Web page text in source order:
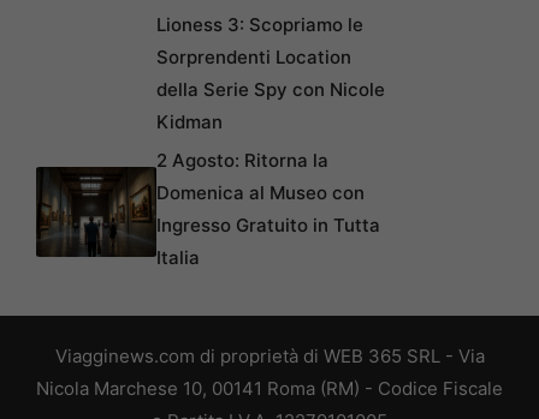
Lioness 3: Scopriamo le
Sorprendenti Location
della Serie Spy con Nicole
Kidman
2 Agosto: Ritorna la
Domenica al Museo con
Ingresso Gratuito in Tutta
Italia
Viagginews.com di proprietà di WEB 365 SRL - Via
Nicola Marchese 10, 00141 Roma (RM) - Codice Fiscale